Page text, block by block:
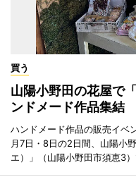
買う
山陽小野田の花屋で
ンドメード作品集結
ハンドメード作品の販売イ
月7日・8日の2日間、山陽小
エ）」（山陽小野田市須恵3）